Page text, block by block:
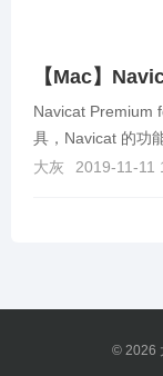
Navicat Premium
具，Navicat 的功
数据库服务器的新
大灰 2019-11-11
© 2026